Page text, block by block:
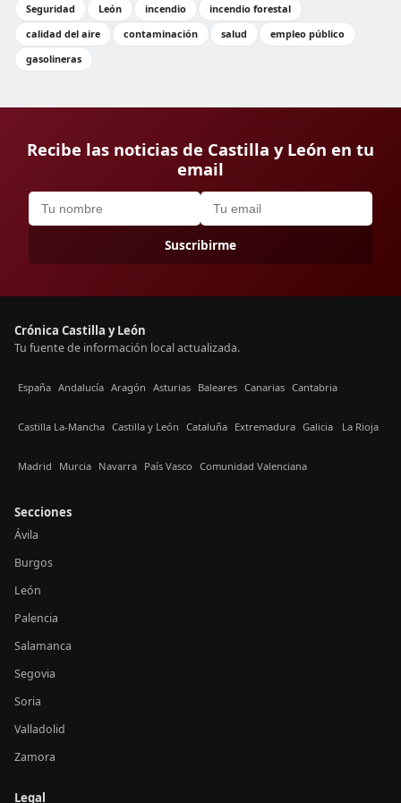
Seguridad
León incendio
incendio forestal
calidad del aire
contaminación salud
empleo público
gasolineras
Recibe las noticias de Castilla y León en tu
email
Suscribirme
Crónica Castilla y León
Tu fuente de información local actualizada.
España Andalucía Aragón Asturias Baleares Canarias Cantabria
Castilla La-Mancha Castilla y León Cataluña Extremadura Galicia La Rioja
Madrid Murcia Navarra País Vasco Comunidad Valenciana
Secciones
Ávila
Burgos
León
Palencia
Salamanca
Segovia
Soria
Valladolid
Zamora
Legal